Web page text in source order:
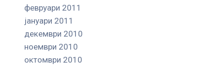
февруари 2011
јануари 2011
декември 2010
ноември 2010
октомври 2010